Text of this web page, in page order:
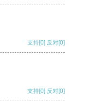
支持[0] 反对[0]
支持[0] 反对[0]